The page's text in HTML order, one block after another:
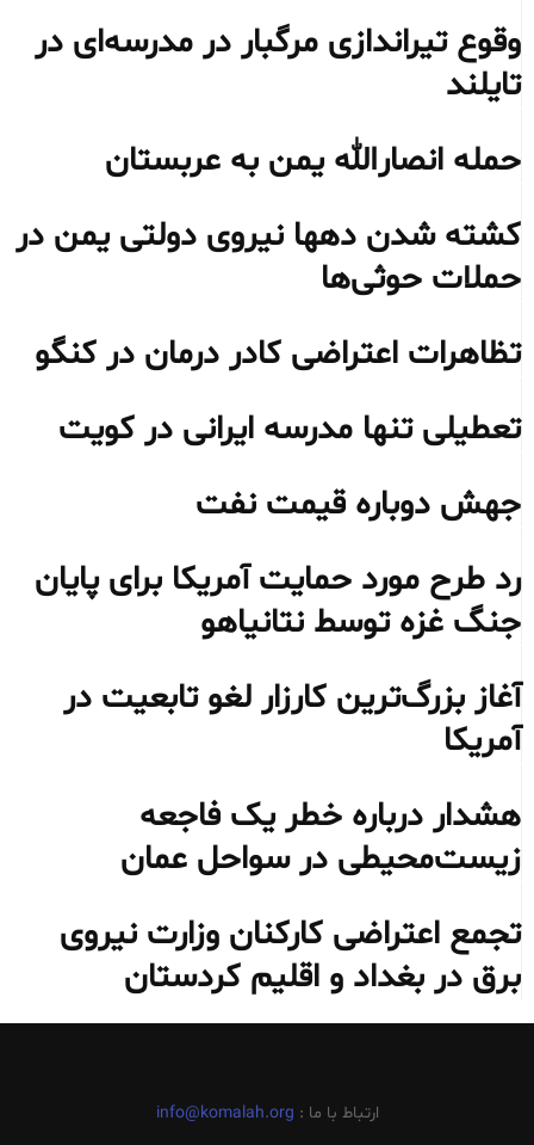
وقوع تیراندازی مرگبار در مدرسه‌ای در
تایلند
حمله انصارالله یمن به عربستان
کشته شدن دهها نیروی دولتی یمن در
حملات حوثی‌ها
تظاهرات اعتراضی کادر درمان در کنگو
تعطیلی تنها مدرسه ایرانی در کویت
جهش دوباره قیمت نفت
رد طرح مورد حمایت آمریکا برای پایان
جنگ غزه توسط نتانیاهو
آغاز بزرگ‌ترین کارزار لغو تابعیت در
آمریکا
هشدار درباره خطر یک فاجعه
زیست‌محیطی در سواحل عمان
تجمع اعتراضی کارکنان وزارت نیروی
برق در بغداد و اقلیم کردستان
ارتباط با ما : info@komalah.org